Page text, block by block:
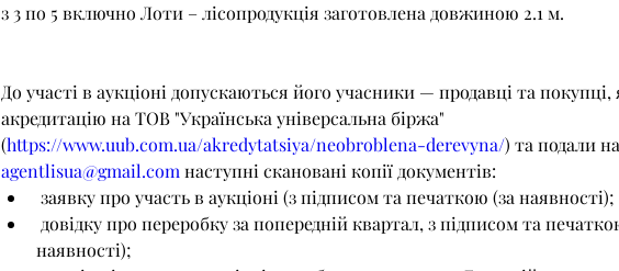
з 3 по 5 включно Лоти – лісопродукція заготовлена довжиною 2.1 м.
До участі в аукціоні допускаються його учасники — продавці та
акредитацію на ТОВ "Українська універсальна біржа"
(https://www.uub.com.ua/akredytatsiya/neobroblena-derevyna/) та подали
agentlisua@gmail.com наступні скановані копії документів:
заявку про участь в аукціоні (з підписом та печаткою (за наявності);
наявності);